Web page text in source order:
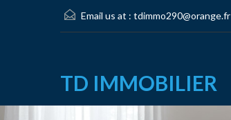
Email us at : tdimmo290@orange.fr
TD IMMOBILIER